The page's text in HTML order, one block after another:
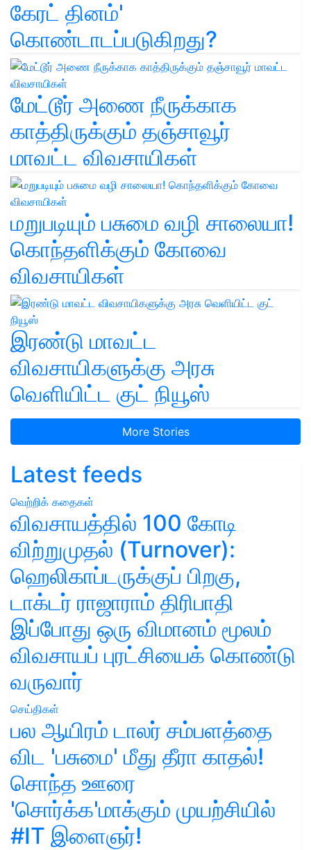
கேரட் தினம்'
கொண்டாடப்படுகிறது?
மேட்டூர் அணை நீருக்காக
காத்திருக்கும் தஞ்சாவூர்
மாவட்ட விவசாயிகள்
மறுபடியும் பசுமை வழி சாலையா!
கொந்தளிக்கும் கோவை
விவசாயிகள்
இரண்டு மாவட்ட
விவசாயிகளுக்கு அரசு
வெளியிட்ட குட் நியூஸ்
More Stories
Latest feeds
வெற்றிக் கதைகள்
விவசாயத்தில் 100 கோடி
விற்றுமுதல் (Turnover):
ஹெலிகாப்டருக்குப் பிறகு,
டாக்டர் ராஜாராம் திரிபாதி
இப்போது ஒரு விமானம் மூலம்
விவசாயப் புரட்சியைக் கொண்டு
வருவார்
செய்திகள்
பல ஆயிரம் டாலர் சம்பளத்தை
விட 'பசுமை' மீது தீரா காதல்!
சொந்த ஊரை
'சொர்க்க'மாக்கும் முயற்சியில்
#IT இளைஞர்!